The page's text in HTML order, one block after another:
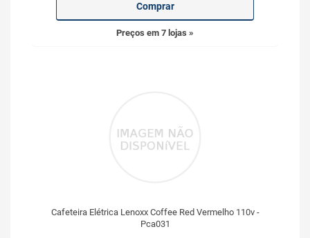
Comprar
Preços em 7 lojas »
Cafeteira Elétrica Lenoxx Coffee Red Vermelho 110v -
Pca031